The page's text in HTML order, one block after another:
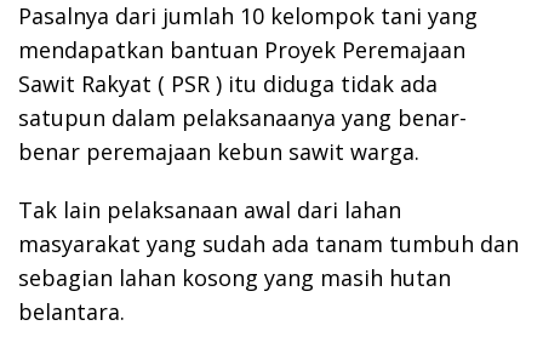
Pasalnya dari jumlah 10 kelompok tani yang
mendapatkan bantuan Proyek Peremajaan
Sawit Rakyat ( PSR ) itu diduga tidak ada
satupun dalam pelaksanaanya yang benar-
benar peremajaan kebun sawit warga.
Tak lain pelaksanaan awal dari lahan
masyarakat yang sudah ada tanam tumbuh dan
sebagian lahan kosong yang masih hutan
belantara.